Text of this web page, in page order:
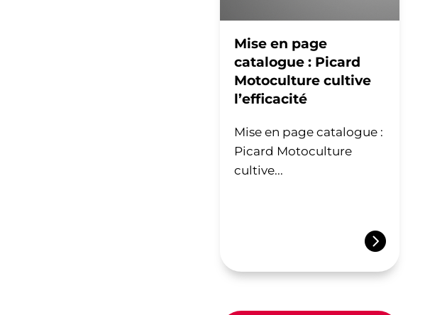
Mise en page
catalogue : Picard
Motoculture cultive
l’efficacité
Mise en page catalogue :
Picard Motoculture
cultive...